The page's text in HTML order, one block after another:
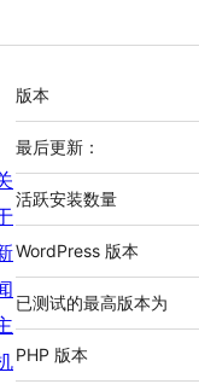
额
外
信
息
版本
最后更新：
活跃安装数量
WordPress 版本
已测试的最高版本为
PHP 版本